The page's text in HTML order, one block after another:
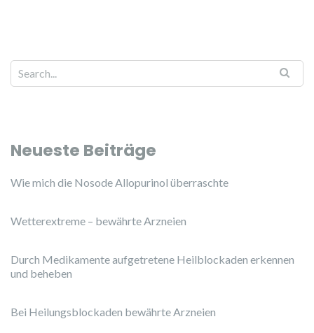
Search for:
Neueste Beiträge
Wie mich die Nosode Allopurinol überraschte
Wetterextreme – bewährte Arzneien
Durch Medikamente aufgetretene Heilblockaden erkennen
und beheben
Bei Heilungsblockaden bewährte Arzneien